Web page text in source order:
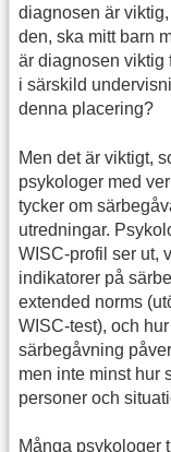
diagnosen är
den, ska mitt barn
är diagnosen viktig
i särskild
denna placering?
Men det är viktigt,
psykologer med
tycker om
utredningar.
WISC-profil ser ut,
indikatorer på
extended norms
WISC-test), och
särbegåvning
men inte minst hur
personer och
Många psykologer